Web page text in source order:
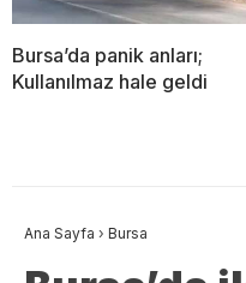
Bursa’da panik anları;
Kullanılmaz hale geldi
Ana Sayfa › Bursa